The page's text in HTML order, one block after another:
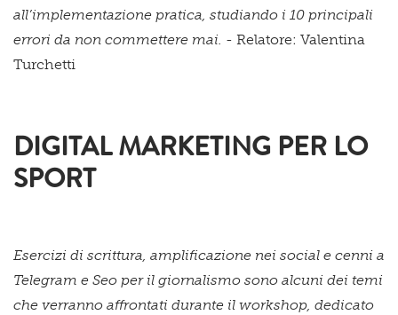
all’implementazione pratica, studiando i 10 principali
errori da non commettere mai. - Relatore: Valentina
Turchetti
DIGITAL MARKETING PER LO
SPORT
Esercizi di scrittura, amplificazione nei social e cenni a
Telegram e Seo per il giornalismo sono alcuni dei temi
che verranno affrontati durante il workshop, dedicato